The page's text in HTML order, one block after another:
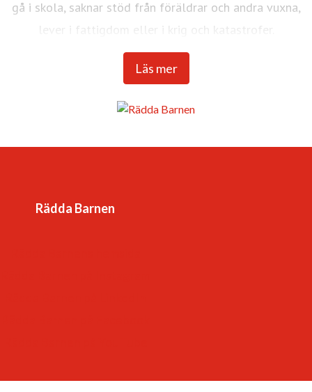
Läs mer
gå i skola, saknar stöd från föräldrar och andra vuxna,
lever i fattigdom eller i krig och katastrofer.
Internationella Rädda Barnen är en av världens största
barnrättsorganisationer med verksamhet i över 120
Rädda Barnen